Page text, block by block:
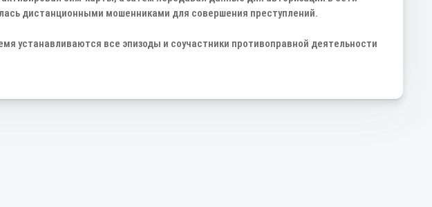
дистанционными мошенниками для совершения преступлений.
устанавливаются все эпизоды и соучастники противоправной деятельности